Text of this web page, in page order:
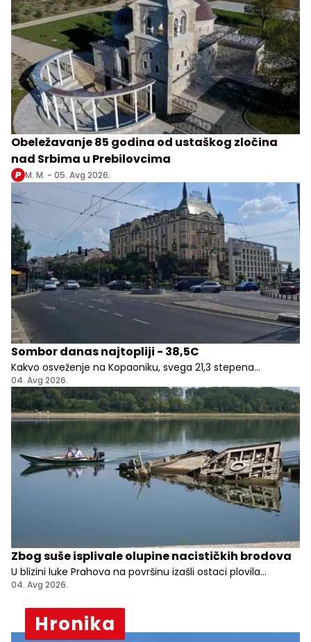
Obeležavanje 85 godina od ustaškog zločina
nad Srbima u Prebilovcima
M. M. - 05. Avg 2026.
Sombor danas najtopliji - 38,5C
Kakvo osveženje na Kopaoniku, svega 21,3 stepena
Celzijusa!
04. Avg 2026.
Zbog suše isplivale olupine nacističkih brodova
U blizini luke Prahova na površinu izašli ostaci plovila
potopljenih tokom nemačkog povlačenja sa Balkana
04. Avg 2026.
Hronika